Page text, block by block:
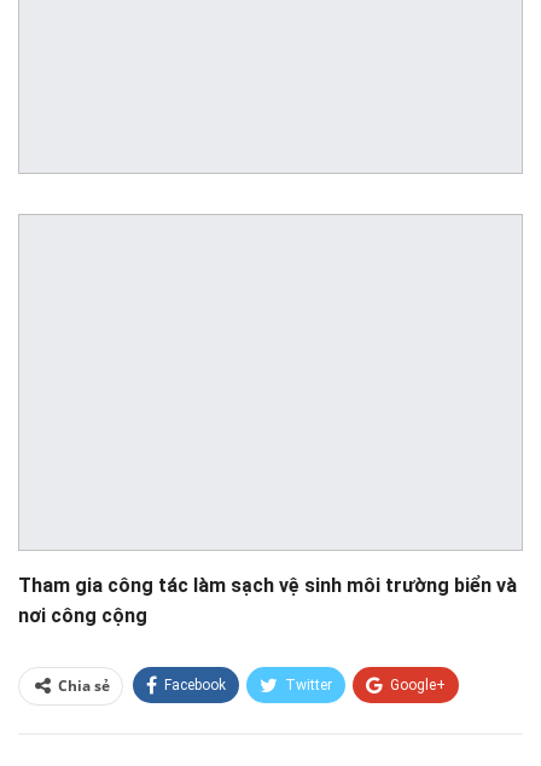
Tham gia công tác làm sạch vệ sinh môi trường biển và
nơi công cộng
Chia sẻ Facebook Twitter Google+